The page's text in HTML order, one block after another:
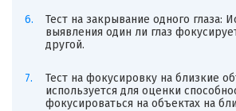
Тест на закрывание одного глаза:
выявления один ли глаз
другой.
Тест на фокусировку на близкие
используется для оценки
фокусироваться на объектах на